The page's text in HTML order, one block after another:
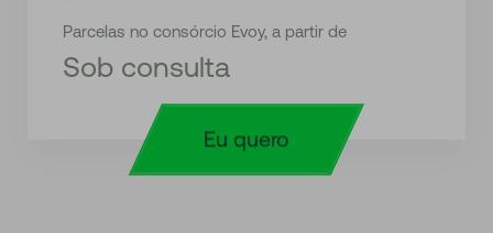
Parcelas no consórcio Evoy, a partir de
Sob consulta
Eu quero